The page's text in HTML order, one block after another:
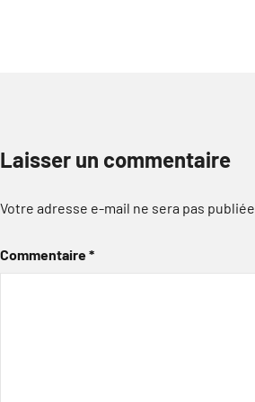
Laisser un commentaire
Votre adresse e-mail ne sera pas publiée.
Commentaire*